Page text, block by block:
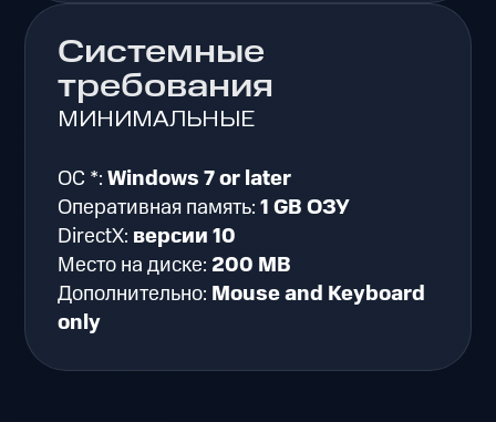
Системные
требования
МИНИМАЛЬНЫЕ
ОС *:Windows 7 or later
Оперативная память:1 GB ОЗУ
DirectX: версии 10
Место на диске: 200 MB
Дополнительно: Mouse and Keyboard
only